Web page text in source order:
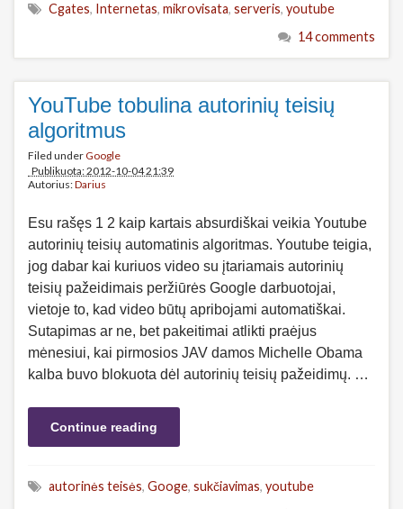
Cgates, Internetas, mikrovisata, serveris, youtube
14 comments
YouTube tobulina autorinių teisių
algoritmus
Filed underGoogle
Publikuota: 2012-10-04 21:39
Autorius:Darius
Esu rašęs 1 2 kaip kartais absurdiškai veikia Youtube
autorinių teisių automatinis algoritmas. Youtube teigia,
jog dabar kai kuriuos video su įtariamais autorinių
teisių pažeidimais peržiūrės Google darbuotojai,
vietoje to, kad video būtų apribojami automatiškai.
Sutapimas ar ne, bet pakeitimai atlikti praėjus
mėnesiui, kai pirmosios JAV damos Michelle Obama
kalba buvo blokuota dėl autorinių teisių pažeidimų. …
Continue reading
autorinės teisės, Googe, sukčiavimas, youtube